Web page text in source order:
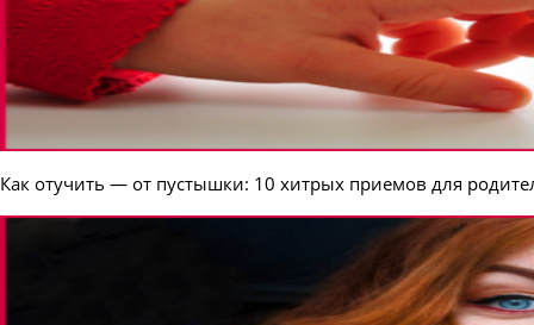
Как отучить — от пустышки: 10 хитрых приемов для